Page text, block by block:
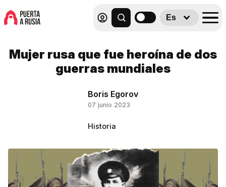
Es
Mujer rusa que fue heroína de dos
guerras mundiales
Boris Egorov
07 junio 2023
Historia